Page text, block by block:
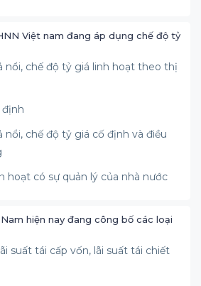
Việt nam đang áp dụng chế độ tỷ
nổi, chế độ tỷ giá linh hoạt theo thị
định
nổi, chế độ tỷ giá cố định và điều
hoạt có sự quản lý của nhà nước
hiện nay đang công bố các loại
suất tái cấp vốn, lãi suất tái chiết